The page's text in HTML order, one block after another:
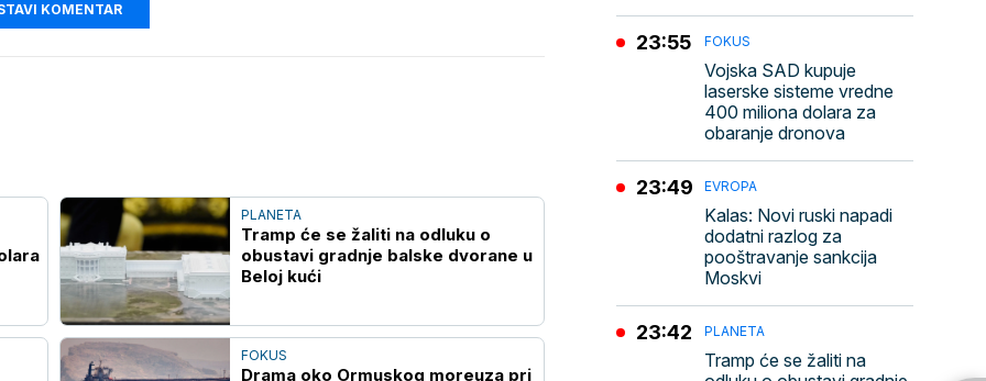
KOMENTAR
PLANETA
Tramp će se žaliti na odluku o
obustavi gradnje balske dvorane u
Beloj kući
FOKUS
Drama oko Ormuskog moreuza pri
FOKUS
Vojska SAD kupuje
laserske sisteme vredne
400 miliona dolara za
obaranje dronova
23:55
EVROPA
Kalas: Novi ruski napadi
dodatni razlog za
pooštravanje sankcija
Moskvi
23:49
PLANETA
Tramp će se žaliti na
23:42